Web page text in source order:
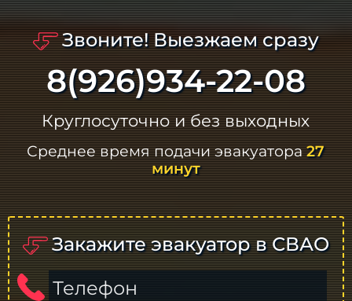
Звоните! Выезжаем сразу
8(926)934-22-08
Круглосуточно и без выходных
Среднее время подачи эвакуатора27
минут
Закажите эвакуатор в СВАО
Телефон